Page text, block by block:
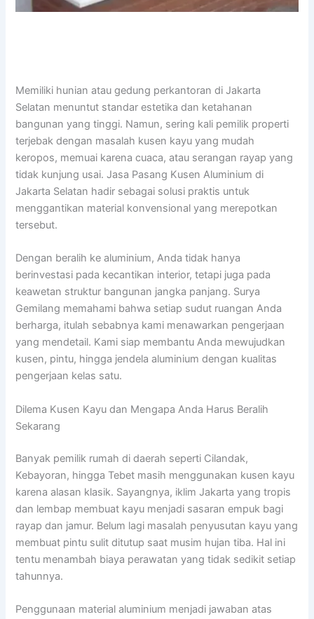
Memiliki hunian atau gedung perkantoran di Jakarta
Selatan menuntut standar estetika dan ketahanan
bangunan yang tinggi. Namun, sering kali pemilik properti
terjebak dengan masalah kusen kayu yang mudah
keropos, memuai karena cuaca, atau serangan rayap yang
tidak kunjung usai. Jasa Pasang Kusen Aluminium di
Jakarta Selatan hadir sebagai solusi praktis untuk
menggantikan material konvensional yang merepotkan
tersebut.
Dengan beralih ke aluminium, Anda tidak hanya
berinvestasi pada kecantikan interior, tetapi juga pada
keawetan struktur bangunan jangka panjang. Surya
Gemilang memahami bahwa setiap sudut ruangan Anda
berharga, itulah sebabnya kami menawarkan pengerjaan
yang mendetail. Kami siap membantu Anda mewujudkan
kusen, pintu, hingga jendela aluminium dengan kualitas
pengerjaan kelas satu.
Dilema Kusen Kayu dan Mengapa Anda Harus Beralih
Sekarang
Banyak pemilik rumah di daerah seperti Cilandak,
Kebayoran, hingga Tebet masih menggunakan kusen kayu
karena alasan klasik. Sayangnya, iklim Jakarta yang tropis
dan lembap membuat kayu menjadi sasaran empuk bagi
rayap dan jamur. Belum lagi masalah penyusutan kayu yang
membuat pintu sulit ditutup saat musim hujan tiba. Hal ini
tentu menambah biaya perawatan yang tidak sedikit setiap
tahunnya.
Penggunaan material aluminium menjadi jawaban atas